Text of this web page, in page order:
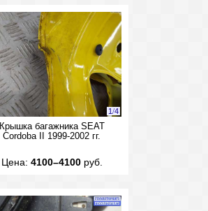
1/4
Крышка багажника SEAT
Cordoba II 1999-2002 гг.
Цена: 4100–4100руб.